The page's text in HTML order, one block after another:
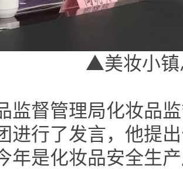
▲美妆小镇
监督管理局化妆品
进行了发言，他提
年是化妆品安全生